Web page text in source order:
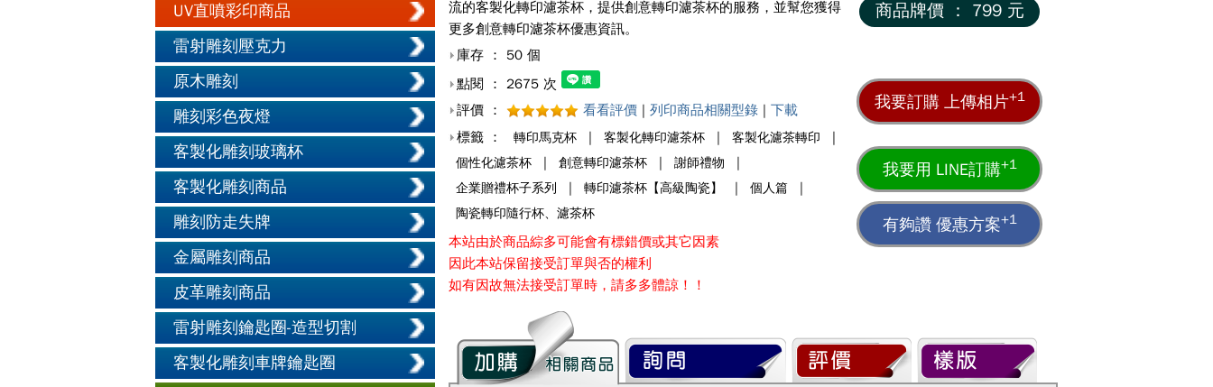
UV直噴彩印商品
雷射雕刻壓克力
原木雕刻
雕刻彩色夜燈
客製化雕刻玻璃杯
客製化雕刻商品
雕刻防走失牌
金屬雕刻商品
皮革雕刻商品
雷射雕刻鑰匙圈-造型切割
客製化雕刻車牌鑰匙圈